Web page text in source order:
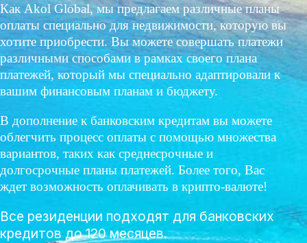
Как Akol Global, мы предлагаем различные планы
оплаты специально для недвижимости, которую вы
хотите приобрести. Вы можете совершать платежи
различными способами в рамках своего плана
платежей, который мы специально адаптировали к
вашим финансовым планам и бюджету.
В дополнение к банковским кредитам вы можете
облегчить процесс оплаты с помощью множества
вариантов, таких как среднесрочные и
долгосрочные планы платежей. Более того, Вас
ждет возможность оплачивать в крипто-валюте!
Все резиденции подходят для банковских
кредитов до 120 месяцев.